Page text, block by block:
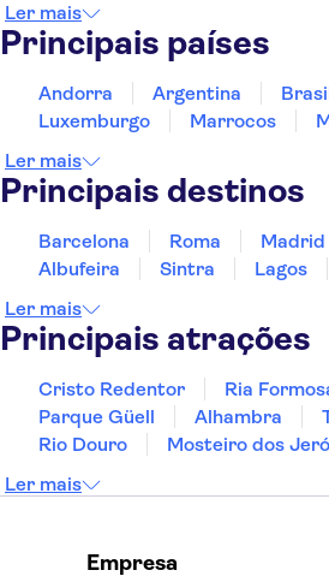
Ler mais
Principais países
Andorra Argentina
Luxemburgo
Marrocos
Ler mais
Principais destinos
Barcelona Roma Madrid
Albufeira
Sintra Lagos
Ler mais
Principais atrações
Cristo Redentor Ria
Parque Güell
Alhambra
Rio Douro
Mosteiro dos
Ler mais
Empresa